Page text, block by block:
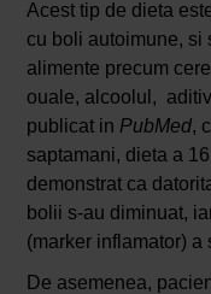
Acest tip de dieta
cu boli autoimune, si
alimente precum
ouale, alcoolul,
publicat in PubMed,
saptamani, dieta a
demonstrat ca
bolii s-au diminuat,
(marker inflamator) a
De asemenea,